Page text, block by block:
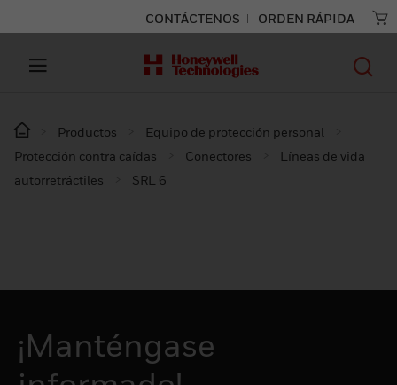
CONTÁCTENOS ORDEN RÁPIDA
Productos
Equipo de protección personal
Protección contra caídas
Conectores
Líneas de vida
autorretráctiles
SRL 6
¡Manténgase